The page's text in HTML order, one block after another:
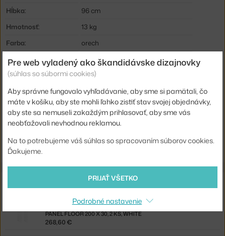
Hĺbka:
96 cm
Hmotnosť:
13 kg
Farba:
orech
Materiál:
orechová dyha, lakovaná oceľ, MDF
Komponenty systému: stolové dosky
Kód produktu
STR-FT7896-04-12
EAN
7350038271464
Shopping from the EU? Switch toFolding Table, walnut/white
PANEL FLOOR 200 X 30, 2 KS, WHITE
268,60 €
Pre web vyladený ako škandidávske dizajnovky
(súhlas so súbormi cookies)
Aby správne fungovalo vyhľadávanie, aby sme si pamätali, čo
máte v košíku, aby ste mohli ľahko zistiť stav svojej objednávky,
aby ste sa nemuseli zakaždým prihlasovať, aby sme vás
neobťažovali nevhodnou reklamou.
Na to potrebujeme váš súhlas so spracovaním súborov cookies.
Ďakujeme.
PRIJAŤ VŠETKO
Podrobné nastavenie